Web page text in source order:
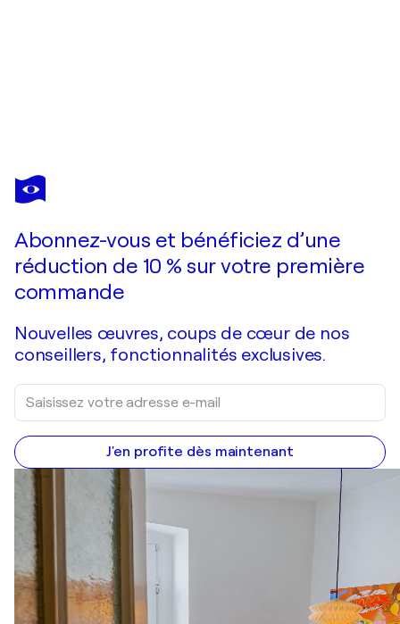
ELISA BOUGHNER
Image 1016
Abonnez-vous et bénéficiez d’une
réduction de 10 % sur votre première
commande
Nouvelles œuvres, coups de cœur de nos
conseillers, fonctionnalités exclusives.
J'en profite dès maintenant